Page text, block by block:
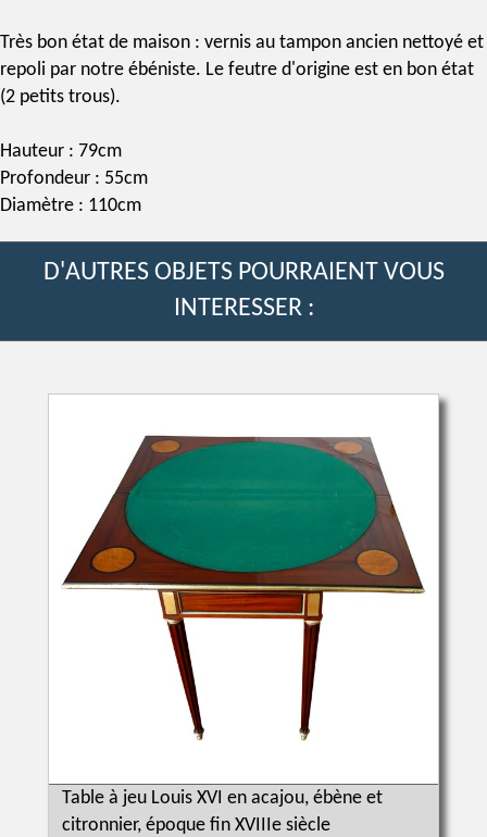
Très bon état de maison : vernis au tampon ancien nettoyé et
repoli par notre ébéniste. Le feutre d'origine est en bon état
(2 petits trous).
Hauteur : 79cm
Profondeur : 55cm
Diamètre : 110cm
D'AUTRES OBJETS POURRAIENT VOUS
INTERESSER :
Table à jeu Louis XVI en acajou, ébène et
citronnier, époque fin XVIIIe siècle